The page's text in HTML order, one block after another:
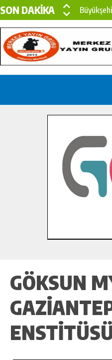
SON DAKİKA
Çin’den
İlçe
Bertiz’in
GÖKSUN